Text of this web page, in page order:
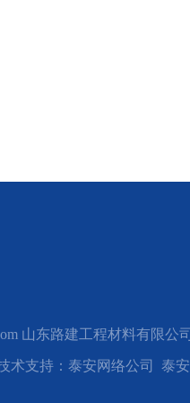
联系我们
山东路建工程材料有限公
术支持： 泰安网络公司 泰